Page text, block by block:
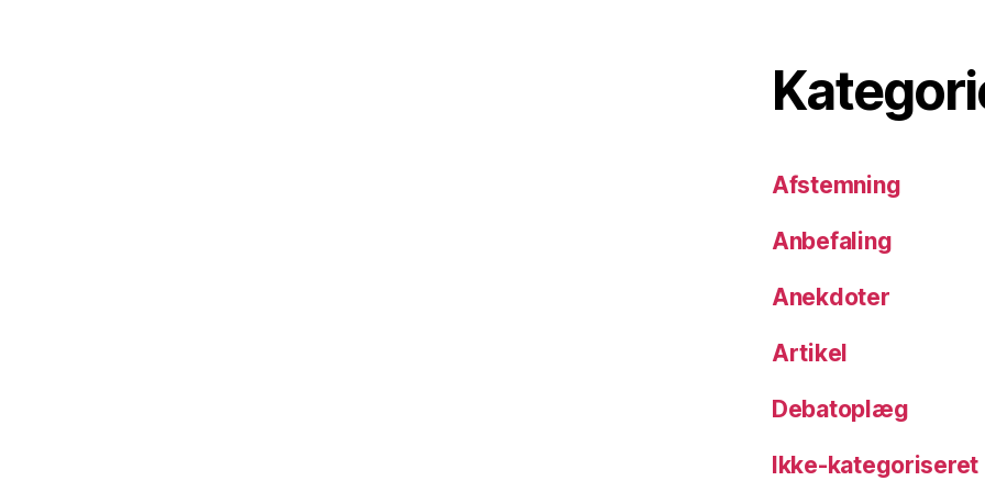
Afstemning
Anbefaling
Anekdoter
Artikel
Debatoplæg
Ikke-kategoriseret